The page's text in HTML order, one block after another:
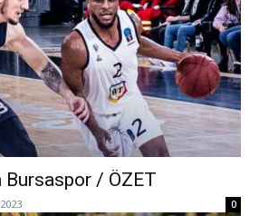
/ ÖZET
0